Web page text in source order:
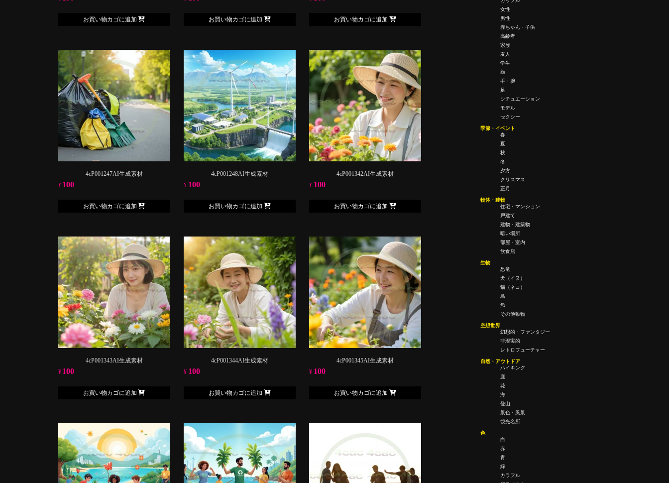
お買い物カゴに追加 お買い物カゴに追加 お買い物カゴに追加
4cP001247AI生成素材
¥ 100
お買い物カゴに追加
4cP001248AI生成素材
¥ 100
お買い物カゴに追加
4cP001342AI生成素材
¥ 100
お買い物カゴに追加
4cP001343AI生成素材
¥ 100
お買い物カゴに追加
4cP001344AI生成素材
¥ 100
お買い物カゴに追加
4cP001345AI生成素材
¥ 100
お買い物カゴに追加
女性
男性
赤ちゃん・子供
高齢者
家族
友人
学生
顔
手・腕
足
シチュエーション
モデル
セクシー
季節・イベント
春
夏
秋
冬
夕方
クリスマス
正月
物体・建物
住宅・マンション
戸建て
建物・建築物
暗い場所
部屋・室内
飲食店
生物
恐竜
犬（イヌ）
猫（ネコ）
鳥
魚
その他動物
空想世界
幻想的・ファンタジー
非現実的
レトロフューチャー
自然・アウトドア
ハイキング
庭
花
海
登山
景色・風景
観光名所
色
白
赤
青
緑
カラフル